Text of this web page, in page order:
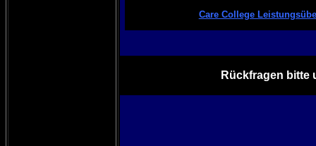
Care College
Rückfragen bitte